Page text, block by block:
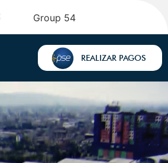
REALIZAR PAGOS